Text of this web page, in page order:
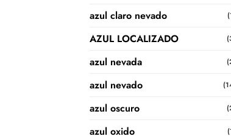
azul claro nevado
AZUL LOCALIZADO
azul nevada
azul nevado
azul oscuro
azul oxido